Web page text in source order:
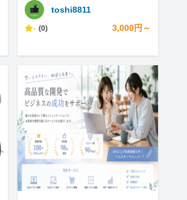
toshi8811
- (0) 3,000円～